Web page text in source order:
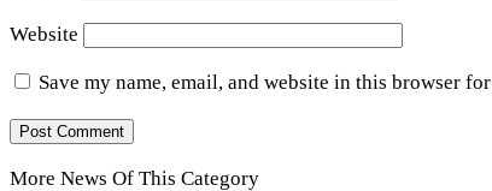
Website
Save my name, email, and website in this browser
More News Of This Category